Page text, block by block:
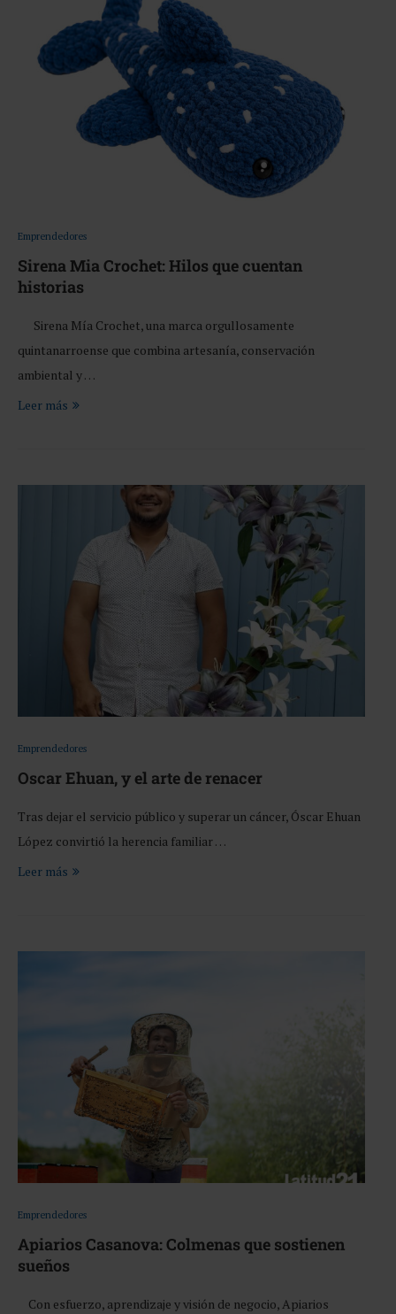
Emprendedores
Sirena Mia Crochet: Hilos que cuentan
historias
Sirena Mía Crochet, una marca orgullosamente
quintanarroense que combina artesanía, conservación
ambiental y …
Leer más
Emprendedores
Oscar Ehuan, y el arte de renacer
Tras dejar el servicio público y superar un cáncer, Óscar Ehuan
López convirtió la herencia familiar …
Leer más
Emprendedores
Apiarios Casanova: Colmenas que sostienen
sueños
Con esfuerzo, aprendizaje y visión de negocio, Apiarios